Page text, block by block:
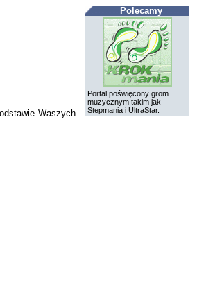
Waszych
Polecamy
Portal poświęcony grom
muzycznym takim jak
Stepmania i UltraStar.